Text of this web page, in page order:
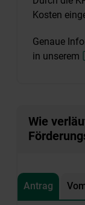
Kosten
Genaue
in unserem
Wie
Antrag